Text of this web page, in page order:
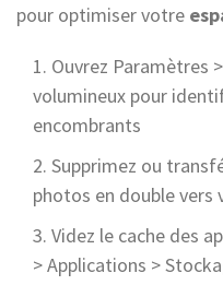
pour optimiser votre
Ouvrez Paramètres
volumineux pour
encombrants
Supprimez ou
photos en double
Videz le cache des
> Applications >